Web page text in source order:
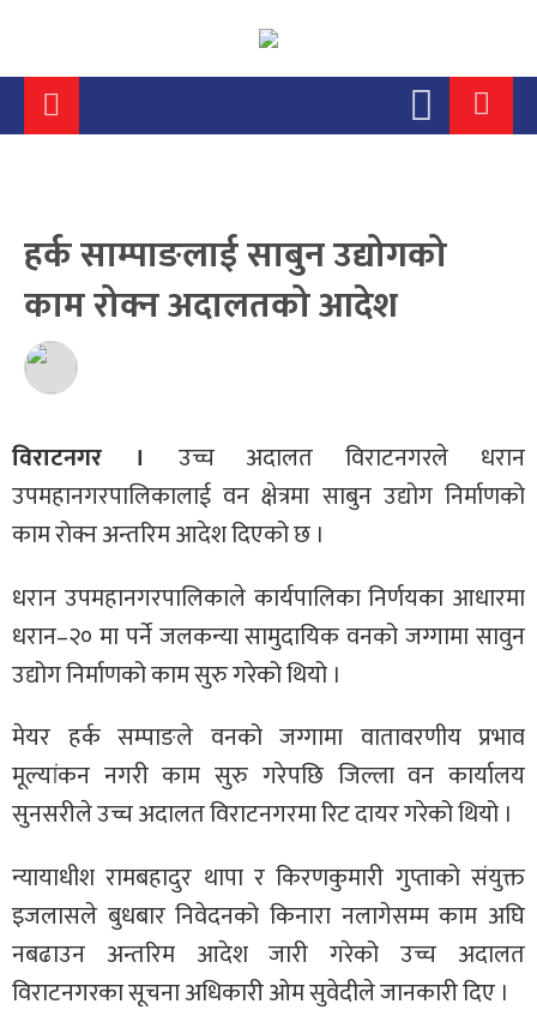
हर्क साम्पाङलाई साबुन उद्योगको
काम रोक्न अदालतको आदेश
विराटनगर । उच्च अदालत विराटनगरले धरान
उपमहानगरपालिकालाई वन क्षेत्रमा साबुन उद्योग निर्माणको
काम रोक्न अन्तरिम आदेश दिएको छ ।
धरान उपमहानगरपालिकाले कार्यपालिका निर्णयका आधारमा
धरान–२० मा पर्ने जलकन्या सामुदायिक वनको जग्गामा सावुन
उद्योग निर्माणको काम सुरु गरेको थियो ।
मेयर हर्क सम्पाङले वनको जग्गामा वातावरणीय प्रभाव
मूल्यांकन नगरी काम सुरु गरेपछि जिल्ला वन कार्यालय
सुनसरीले उच्च अदालत विराटनगरमा रिट दायर गरेको थियो ।
न्यायाधीश रामबहादुर थापा र किरणकुमारी गुप्ताको संयुक्त
इजलासले बुधबार निवेदनको किनारा नलागेसम्म काम अघि
नबढाउन अन्तरिम आदेश जारी गरेको उच्च अदालत
विराटनगरका सूचना अधिकारी ओम सुवेदीले जानकारी दिए ।